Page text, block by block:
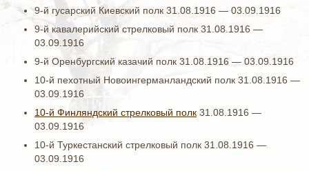
9-й гусарский Киевский полк 31.08.1916 — 03.09.1916
9-й кавалерийский стрелковый полк 31.08.1916 —
03.09.1916
9-й Оренбургский казачий полк 31.08.1916 — 03.09.1916
10-й пехотный Новоингерманландский полк 31.08.1916 —
03.09.1916
10-й Финляндский стрелковый полк 31.08.1916 —
03.09.1916
10-й Туркестанский стрелковый полк 31.08.1916 —
03.09.1916